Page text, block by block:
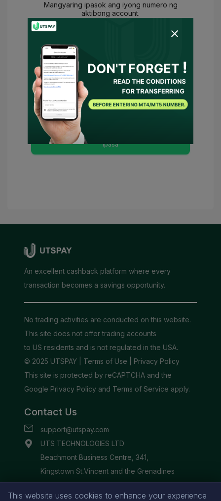
Mangyaring ipasok ang iyong numero ng
aktibong account.
Sumang-ayon ka na
Paggamit
Patakaran sa Pagkapribado
at Sumasang-ayon ako na maging
kinatawan o makipag-ugnayan ang
UTSPAY sa broker sa aking ngalan. Kung
may mga kinakailangang kondisyon, ang
UTSPAY ay ituturing kong aking
tagapayo.
Ipasa
This website uses cookies to enhance your experience